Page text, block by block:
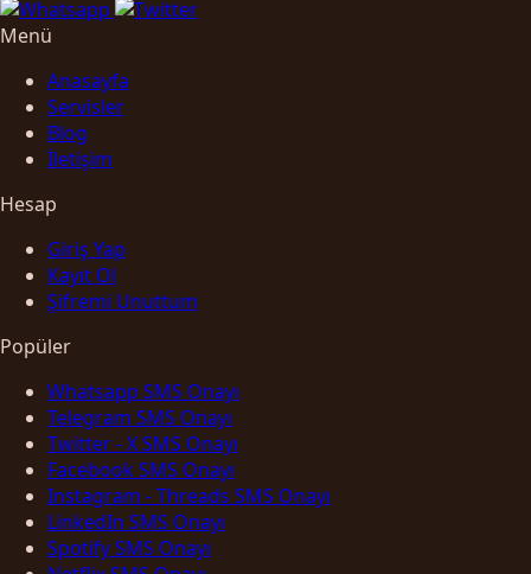
Menü
Anasayfa
Servisler
Blog
İletişim
Hesap
Giriş Yap
Kayıt Ol
Şifremi Unuttum
Popüler
Whatsapp SMS Onayı
Telegram SMS Onayı
Twitter - X SMS Onayı
Facebook SMS Onayı
Instagram - Threads SMS Onayı
LinkedIn SMS Onayı
Spotify SMS Onayı